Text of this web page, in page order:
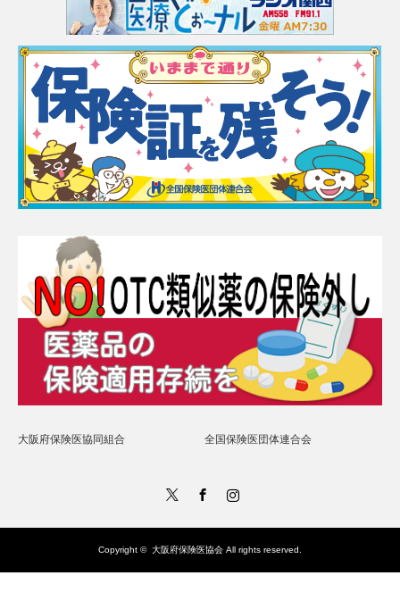
大阪府保険医協同組合 全国保険医団体連合会
Instagram
Copyright © 大阪府保険医協会 All rights reserved.